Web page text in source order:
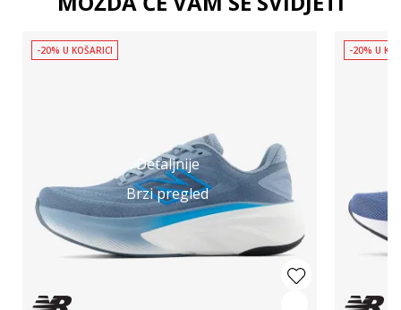
Detaljnije
Brzi pregled
-20% U KOŠARICI -20% U